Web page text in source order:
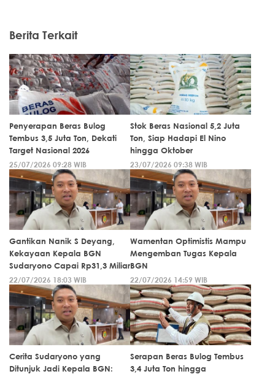
Berita Terkait
Penyerapan Beras Bulog
Tembus 3,5 Juta Ton, Dekati
Target Nasional 2026
25/07/2026 09:28 WIB
Stok Beras Nasional 5,2 Juta
Ton, Siap Hadapi El Nino
hingga Oktober
23/07/2026 09:38 WIB
Gantikan Nanik S Deyang,
Kekayaan Kepala BGN
Sudaryono Capai Rp31,3 Miliar
22/07/2026 18:03 WIB
Wamentan Optimistis Mampu
Mengemban Tugas Kepala
BGN
22/07/2026 14:59 WIB
Cerita Sudaryono yang
Ditunjuk Jadi Kepala BGN:
Serapan Beras Bulog Tembus
3,4 Juta Ton hingga